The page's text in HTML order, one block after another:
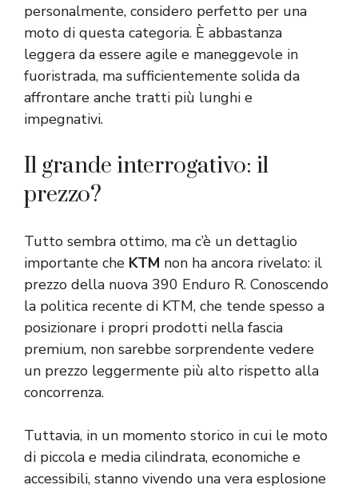
personalmente, considero perfetto per una
moto di questa categoria. È abbastanza
leggera da essere agile e maneggevole in
fuoristrada, ma sufficientemente solida da
affrontare anche tratti più lunghi e
impegnativi.
Il grande interrogativo: il
prezzo?
Tutto sembra ottimo, ma c’è un dettaglio
importante che KTM non ha ancora rivelato: il
prezzo della nuova 390 Enduro R. Conoscendo
la politica recente di KTM, che tende spesso a
posizionare i propri prodotti nella fascia
premium, non sarebbe sorprendente vedere
un prezzo leggermente più alto rispetto alla
concorrenza.
Tuttavia, in un momento storico in cui le moto
di piccola e media cilindrata, economiche e
accessibili, stanno vivendo una vera esplosione